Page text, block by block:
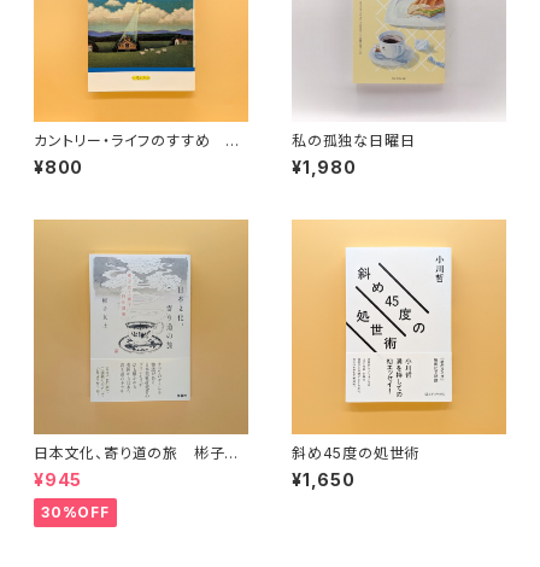
カントリー・ライフのすすめ
新・田舎ぐらし（いるかブック）
¥800
私の孤独な日曜日
¥1,980
日本文化、寄り道の旅 彬子女
王殿下特別講義
¥945
30%OFF
斜め45度の処世術
¥1,650